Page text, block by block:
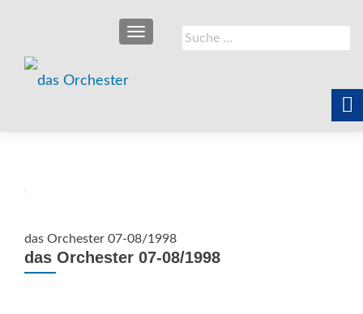
Suche
nach:
SCHALTE NAVIGATION
das Orchester 07-08/1998
das Orchester 07-08/1998